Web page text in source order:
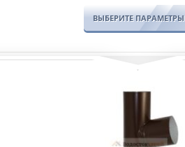
ВЫБЕРИТЕ ПАРАМЕТРЫ